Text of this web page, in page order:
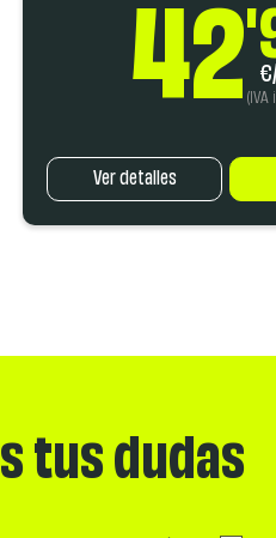
42 (IVA
Ver detalles
tus dudas